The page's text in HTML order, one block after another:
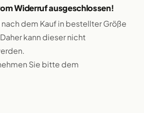
Widerruf ausgeschlossen!
dem Kauf in bestellter Größe
kann dieser nicht
Sie bitte dem